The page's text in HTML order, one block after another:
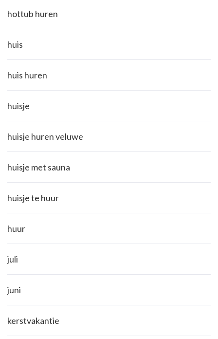
hottub huren
huis
huis huren
huisje
huisje huren veluwe
huisje met sauna
huisje te huur
huur
juli
juni
kerstvakantie